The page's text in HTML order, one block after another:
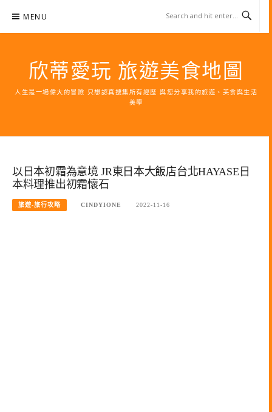
content
MENU
欣蒂愛玩 旅遊美食地圖
人生是一場偉大的冒險 只想認真搜集所有經歷 與您分享我的旅遊、美食與生活
美學
以日本初霜為意境 JR東日本大飯店台北HAYASE日
本料理推出初霜懷石
旅遊-旅行攻略 CINDYIONE 2022-11-16